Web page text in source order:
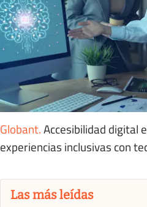
Globant.Accesibilidad digital
experiencias inclusivas con
Las más leídas